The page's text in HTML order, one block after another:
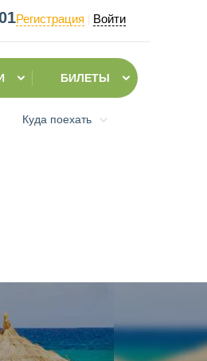
Регистрация Войти
БИЛЕТЫ
Куда поехать